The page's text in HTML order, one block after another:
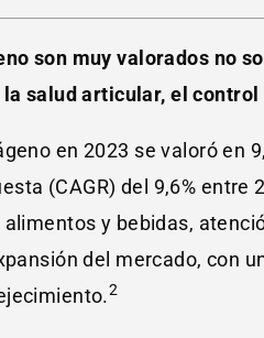
son muy valorados no
salud articular, el
en 2023 se valoró en
(CAGR) del 9,6%
y bebidas,
del mercado, con
2